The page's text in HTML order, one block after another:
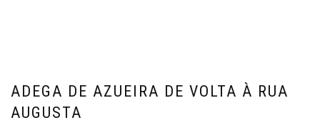
ADEGA DE AZUEIRA DE VOLTA À RUA
AUGUSTA